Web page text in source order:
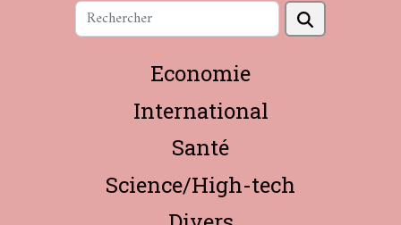
Economie
International
Santé
Science/High-tech